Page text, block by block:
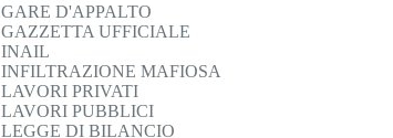
GARE D'APPALTO
GAZZETTA UFFICIALE
INAIL
INFILTRAZIONE MAFIOSA
LAVORI PRIVATI
LAVORI PUBBLICI
LEGGE DI BILANCIO